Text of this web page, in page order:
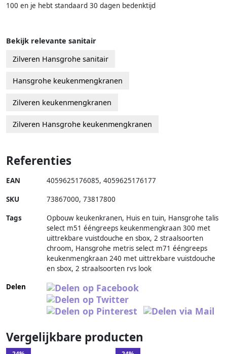
100 en je hebt standaard 30 dagen bedenktijd
Bekijk relevante sanitair
Zilveren Hansgrohe sanitair
Hansgrohe keukenmengkranen
Zilveren keukenmengkranen
Zilveren Hansgrohe keukenmengkranen
Referenties
EAN 4059625176085, 4059625176177
SKU 73867000, 73817800
Tags
Opbouw keukenkranen, Huis en tuin, Hansgrohe talis
select m51 ééngreeps keukenmengkraan 300 met
uittrekbare vuistdouche en sbox, 2 straalsoorten
chroom, Hansgrohe metris select m71 ééngreeps
keukenmengkraan 240 met uittrekbare vuistdouche
en sbox, 2 straalsoorten rvs look
Delen
Vergelijkbare producten